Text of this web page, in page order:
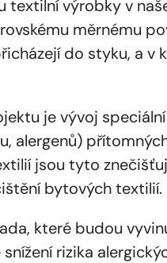
textilní výrobky v
měrnému
do styku, a
je vývoj
alergenů)
jsou tyto
bytových textilií.
které budou
rizika